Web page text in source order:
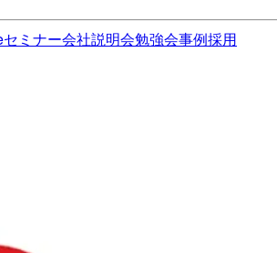
セミナー会社説明会勉強会事例採用